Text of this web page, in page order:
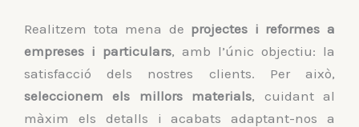
Realitzem tota mena de projectes i reformes a
empreses i particulars, amb l’únic objectiu: la
satisfacció dels nostres clients. Per això,
seleccionem els millors materials, cuidant al
màxim els detalls i acabats adaptant-nos a